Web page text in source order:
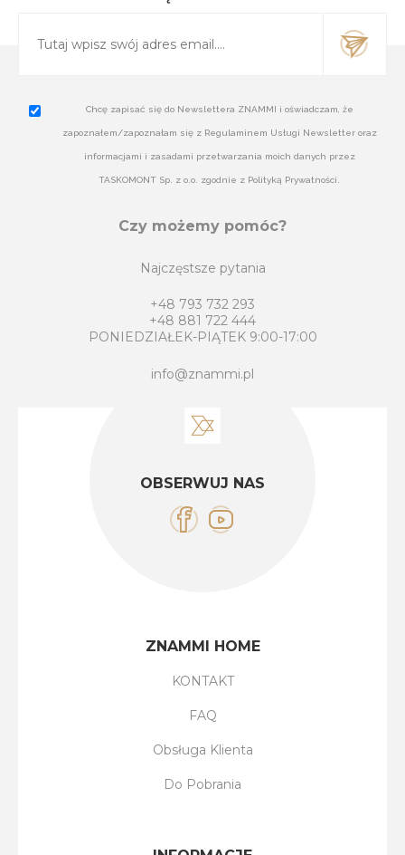
Chcę zapisać się do Newslettera ZNAMMI i oświadczam, że
zapoznałem/zapoznałam się z Regulaminem Usługi Newsletter oraz
informacjami i zasadami przetwarzania moich danych przez
TASKOMONT Sp. z o.o. zgodnie z Polityką Prywatności.
Czy możemy pomóc?
Najczęstsze pytania
+48 793 732 293
+48 881 722 444
PONIEDZIAŁEK-PIĄTEK 9:00-17:00
info@znammi.pl
OBSERWUJ NAS
ZNAMMI HOME
KONTAKT
FAQ
Obsługa Klienta
Do Pobrania